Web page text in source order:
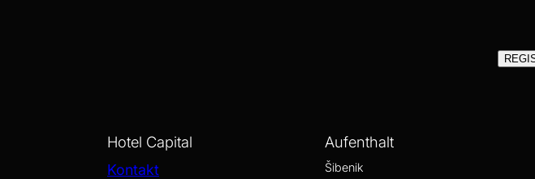
Hotel Capital
Kontakt
Aufenthalt
Šibenik